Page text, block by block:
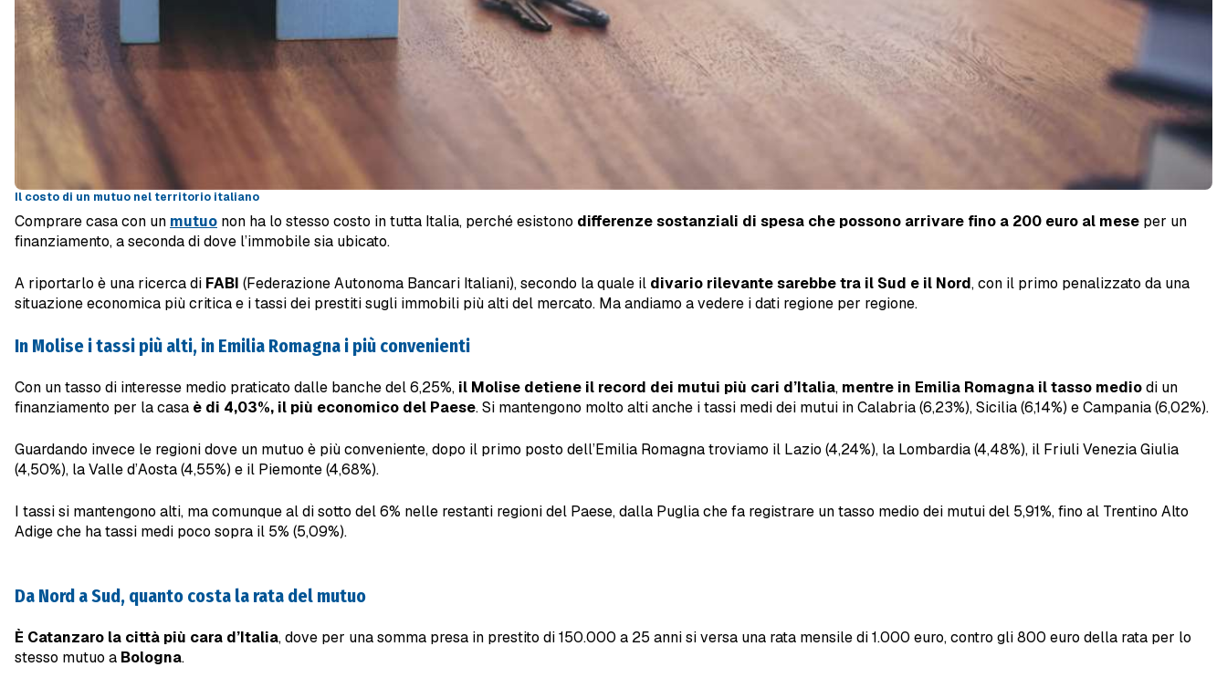
Il costo di un mutuo nel territorio italiano
Comprare casa con un mutuo non ha lo stesso costo in tutta Italia, perché esistono differenze sostanziali di spesa che possono arrivare fino a 200 euro al mese per un
finanziamento, a seconda di dove l’immobile sia ubicato.
A riportarlo è una ricerca di FABI (Federazione Autonoma Bancari Italiani), secondo la quale il divario rilevante sarebbe tra il Sud e il Nord, con il primo penalizzato da una
situazione economica più critica e i tassi dei prestiti sugli immobili più alti del mercato. Ma andiamo a vedere i dati regione per regione.
In Molise i tassi più alti, in Emilia Romagna i più convenienti
Con un tasso di interesse medio praticato dalle banche del 6,25%, il Molise detiene il record dei mutui più cari d’Italia, mentre in Emilia Romagna il tasso mediodi un
finanziamento per la casa è di 4,03%, il più economico del Paese. Si mantengono molto alti anche i tassi medi dei mutui in Calabria (6,23%), Sicilia (6,14%) e Campania (6,02%).
Guardando invece le regioni dove un mutuo è più conveniente, dopo il primo posto dell’Emilia Romagna troviamo il Lazio (4,24%), la Lombardia (4,48%), il Friuli Venezia Giulia
(4,50%), la Valle d’Aosta (4,55%) e il Piemonte (4,68%).
I tassi si mantengono alti, ma comunque al di sotto del 6% nelle restanti regioni del Paese, dalla Puglia che fa registrare un tasso medio dei mutui del 5,91%, fino al Trentino Alto
Adige che ha tassi medi poco sopra il 5% (5,09%).
Da Nord a Sud, quanto costa la rata del mutuo
È Catanzaro la città più cara d’Italia, dove per una somma presa in prestito di 150.000 a 25 anni si versa una rata mensile di 1.000 euro, contro gli 800 euro della rata per lo
stesso mutuo a Bologna.